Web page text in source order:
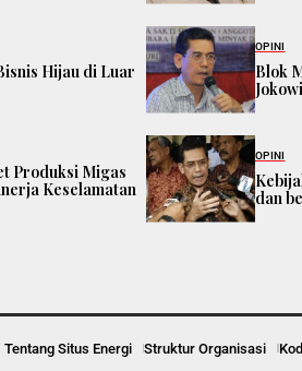
Hijau di Luar
Produksi Migas
Keselamatan
OPINI
Blok
OPINI
dan
Tentang Situs Energi Struktur Organisasi